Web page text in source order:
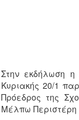
Στην εκδήλωση
Κυριακής 20/1
Πρόεδρος της
Μέλπω Περιστέρη